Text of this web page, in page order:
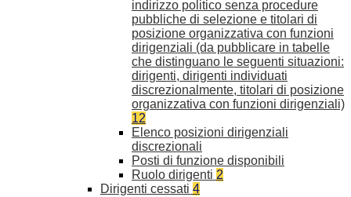
indirizzo politico senza procedure
pubbliche di selezione e titolari di
posizione organizzativa con funzioni
dirigenziali (da pubblicare in tabelle
che distinguano le seguenti situazioni:
dirigenti, dirigenti individuati
discrezionalmente, titolari di posizione
organizzativa con funzioni dirigenziali)
12
Elenco posizioni dirigenziali
discrezionali
Posti di funzione disponibili
Ruolo dirigenti 2
Dirigenti cessati 4